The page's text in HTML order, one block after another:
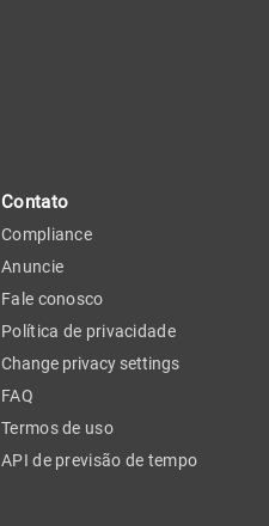
Contato
Compliance
Anuncie
Fale conosco
Política de privacidade
Change privacy settings
FAQ
Termos de uso
API de previsão de tempo